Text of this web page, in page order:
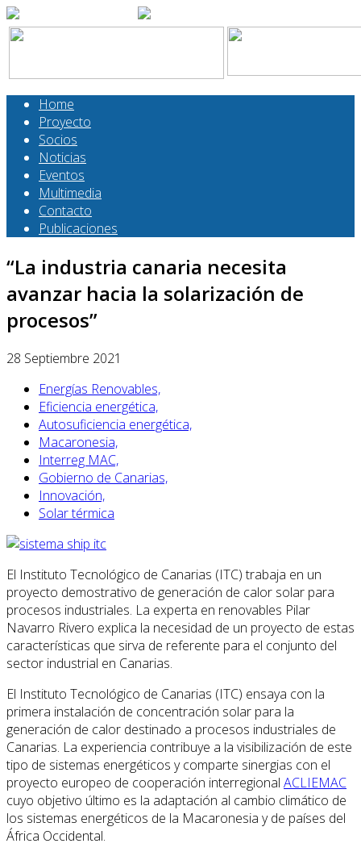
Home
Proyecto
Socios
Noticias
Eventos
Multimedia
Contacto
Publicaciones
“La industria canaria necesita
avanzar hacia la solarización de
procesos”
28 Septiembre 2021
Energías Renovables,
Eficiencia energética,
Autosuficiencia energética,
Macaronesia,
Interreg MAC,
Gobierno de Canarias,
Innovación,
Solar térmica
El Instituto Tecnológico de Canarias (ITC) trabaja en un
proyecto demostrativo de generación de calor solar para
procesos industriales. La experta en renovables Pilar
Navarro Rivero explica la necesidad de un proyecto de estas
características que sirva de referente para el conjunto del
sector industrial en Canarias.
El Instituto Tecnológico de Canarias (ITC) ensaya con la
primera instalación de concentración solar para la
generación de calor destinado a procesos industriales de
Canarias. La experiencia contribuye a la visibilización de este
tipo de sistemas energéticos y comparte sinergias con el
proyecto europeo de cooperación interregional ACLIEMAC
cuyo objetivo último es la adaptación al cambio climático de
los sistemas energéticos de la Macaronesia y de países del
África Occidental.